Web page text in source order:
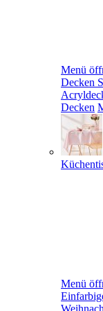
Menü
Decken
Decken
Menü